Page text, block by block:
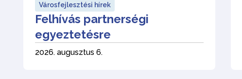
Városfejlesztési hírek
Felhívás partnerségi
egyeztetésre
2026. augusztus 6.